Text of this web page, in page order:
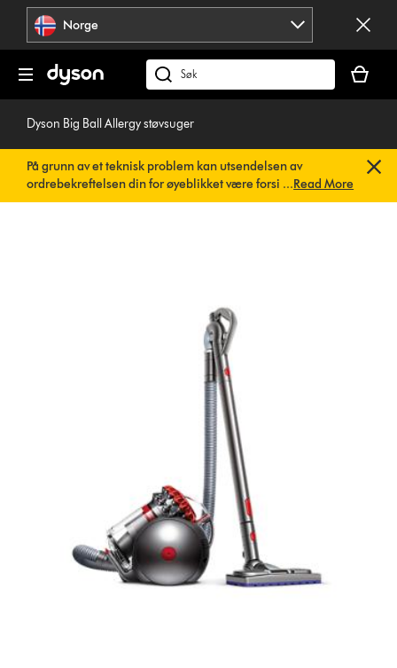
Hopp
navigering
Norge
Søk
på
dyson.no
din
er
Dyson Big Ball Allergy støvsuger
På grunn av et teknisk problem kan utsendelsen av
ordrebekreftelsen din for øyeblikket være forsinket. Vi
jobber allerede med en rask løsning.Du trenger ikke å
...Read More